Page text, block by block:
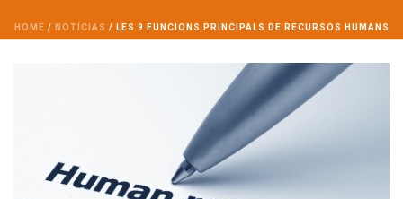
HOME / NOTÍCIAS / LES 9 FUNCIONS PRINCIPALS DE RECURSOS HUMANS